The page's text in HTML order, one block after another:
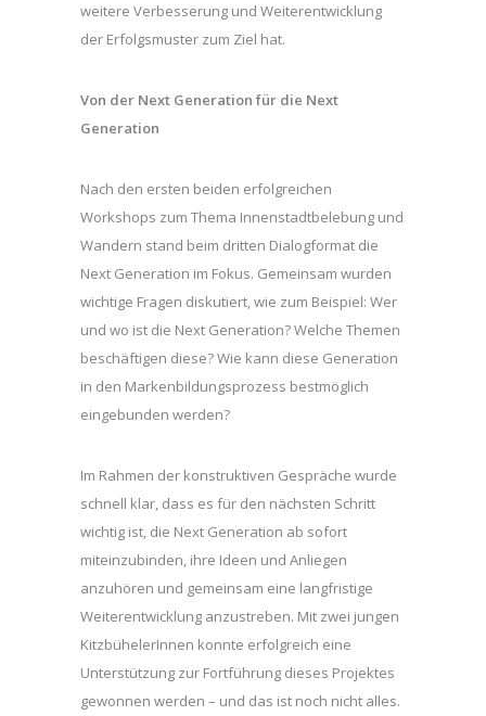
weitere Verbesserung und Weiterentwicklung
der Erfolgsmuster zum Ziel hat.
Von der Next Generation für die Next
Generation
Nach den ersten beiden erfolgreichen
Workshops zum Thema Innenstadtbelebung und
Wandern stand beim dritten Dialogformat die
Next Generation im Fokus. Gemeinsam wurden
wichtige Fragen diskutiert, wie zum Beispiel: Wer
und wo ist die Next Generation? Welche Themen
beschäftigen diese? Wie kann diese Generation
in den Markenbildungsprozess bestmöglich
eingebunden werden?
Im Rahmen der konstruktiven Gespräche wurde
schnell klar, dass es für den nächsten Schritt
wichtig ist, die Next Generation ab sofort
miteinzubinden, ihre Ideen und Anliegen
anzuhören und gemeinsam eine langfristige
Weiterentwicklung anzustreben. Mit zwei jungen
KitzbühelerInnen konnte erfolgreich eine
Unterstützung zur Fortführung dieses Projektes
gewonnen werden – und das ist noch nicht alles.